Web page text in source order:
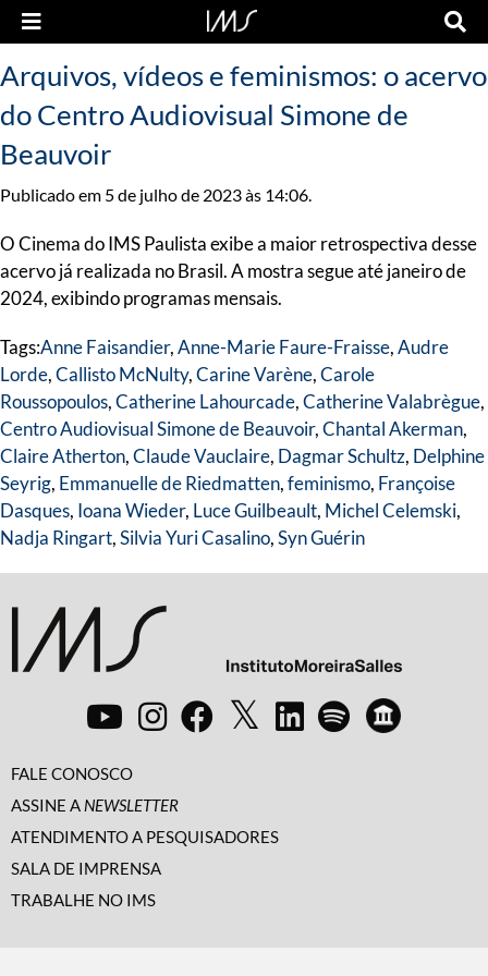
Arquivos, vídeos e feminismos: o acervo
do Centro Audiovisual Simone de
Beauvoir
Publicado em 5 de julho de 2023 às 14:06.
O Cinema do IMS Paulista exibe a maior retrospectiva desse
acervo já realizada no Brasil. A mostra segue até janeiro de
2024, exibindo programas mensais.
Tags:Anne Faisandier,Anne-Marie Faure-Fraisse,Audre
Lorde,Callisto McNulty,Carine Varène,Carole
Roussopoulos,Catherine Lahourcade,Catherine Valabrègue,
Centro Audiovisual Simone de Beauvoir,Chantal Akerman,
Claire Atherton,Claude Vauclaire, Dagmar Schultz, Delphine
Seyrig, Emmanuelle de Riedmatten,feminismo, Françoise
Dasques, Ioana Wieder, Luce Guilbeault, Michel Celemski,
Nadja Ringart,Silvia Yuri Casalino,Syn Guérin
FALE CONOSCO
ASSINE A NEWSLETTER
ATENDIMENTO A PESQUISADORES
SALA DE IMPRENSA
TRABALHE NO IMS